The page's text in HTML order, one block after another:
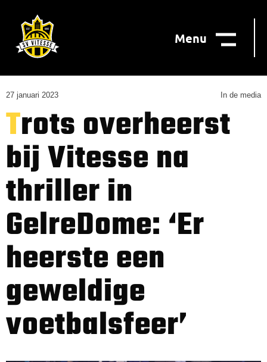
Menu
27 januari 2023 In de media
Trots overheerst
bij Vitesse na
thriller in
GelreDome: ‘Er
heerste een
geweldige
voetbalsfeer’